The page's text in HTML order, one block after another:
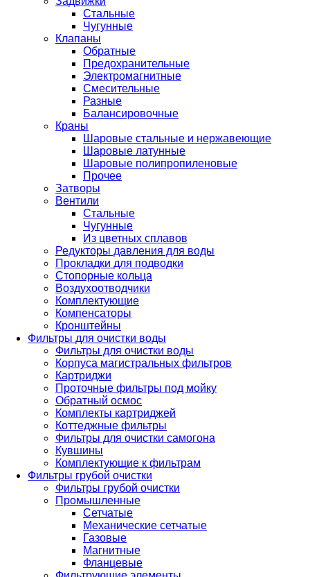
Стальные
Чугунные
Клапаны
Обратные
Предохранительные
Электромагнитные
Смесительные
Разные
Балансировочные
Краны
Шаровые стальные и нержавеющие
Шаровые латунные
Шаровые полипропиленовые
Прочее
Затворы
Вентили
Стальные
Чугунные
Из цветных сплавов
Редукторы давления для воды
Прокладки для подводки
Стопорные кольца
Воздухоотводчики
Комплектующие
Компенсаторы
Кронштейны
Фильтры для очистки воды
Фильтры для очистки воды
Корпуса магистральных фильтров
Картриджи
Проточные фильтры под мойку
Обратный осмос
Комплекты картриджей
Коттеджные фильтры
Фильтры для очистки самогона
Кувшины
Комплектующие к фильтрам
Фильтры грубой очистки
Фильтры грубой очистки
Промышленные
Сетчатые
Механические сетчатые
Газовые
Магнитные
Фланцевые